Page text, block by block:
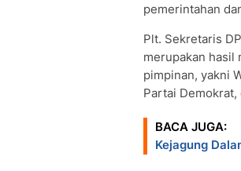
pemerintahan
Plt. Sekretaris
merupakan hasil
pimpinan, yakni
Partai
BACA JUGA:
Kejagung